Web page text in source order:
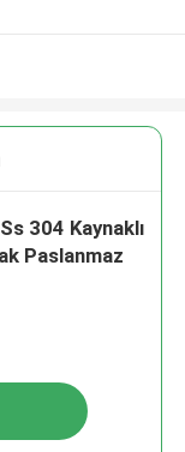
304 Kaynaklı
Paslanmaz